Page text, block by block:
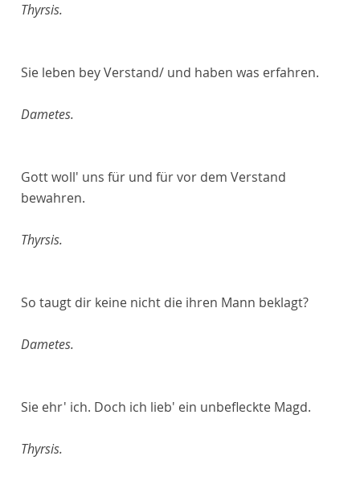
Thyrsis.
Sie leben bey Verstand/ und haben was erfahren.
Dametes.
Gott woll' uns für und für vor dem Verstand
bewahren.
Thyrsis.
So taugt dir keine nicht die ihren Mann beklagt?
Dametes.
Sie ehr' ich. Doch ich lieb' ein unbefleckte Magd.
Thyrsis.